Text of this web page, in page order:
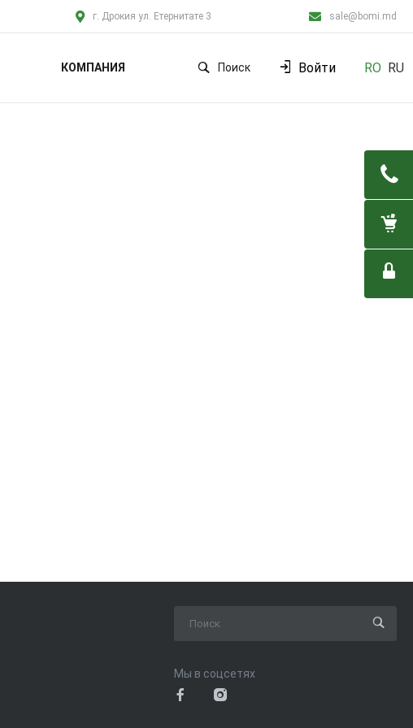
г. Дрокия ул. Етернитате 3 sale@bomi.md
КОМПАНИЯ Поиск Войти RO RU
Мы в соцсетях